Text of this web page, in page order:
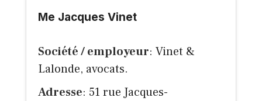
Me Jacques Vinet
Société / employeur: Vinet &
Lalonde, avocats.
Adresse: 51 rue Jacques-